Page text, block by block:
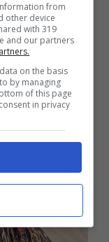
from
other device
with 319
and our partners
on the basis
by managing
of this page
in privacy